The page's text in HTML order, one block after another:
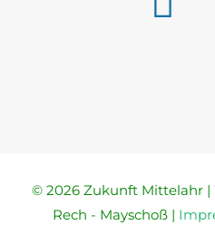
© 2026 Zukunft Mittelahr |
Rech - Mayschoß |